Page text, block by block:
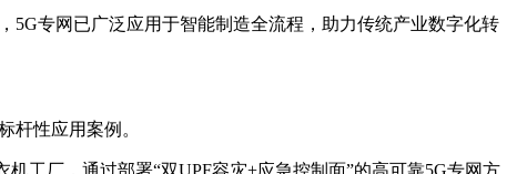
专网已广泛应用于智能制造全流程，助力传统产业数字化转
性应用案例。
厂，通过部署“双UPF容灾+应急控制面”的高可靠5G专网方